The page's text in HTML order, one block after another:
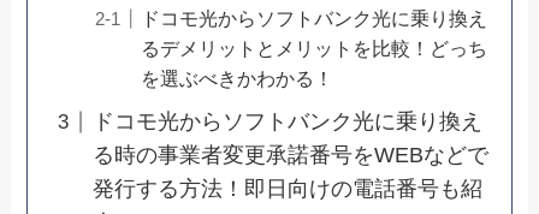
ドコモ光からソフトバンク光に乗り換え
るデメリットとメリットを比較！どっち
を選ぶべきかわかる！
ドコモ光からソフトバンク光に乗り換え
る時の事業者変更承諾番号をWEBなどで
発行する方法！即日向けの電話番号も紹